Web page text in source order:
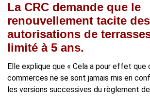
La CRC demande que le
renouvellement tacite des
autorisations de
limité à 5 ans.
Elle explique que « Cela a pour effet que
commerces ne se sont jamais mis en
les versions successives du règlement